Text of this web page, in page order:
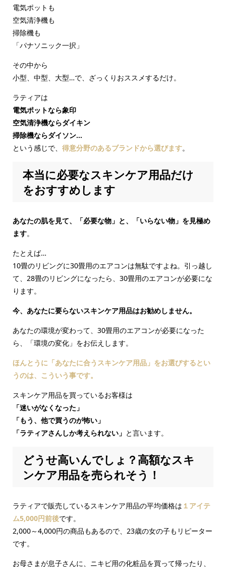
電気ポットも
空気清浄機も
掃除機も
「パナソニック一択」
その中から
小型、中型、大型…で、ざっくりおススメするだけ。
ラティアは
電気ポットなら象印
空気清浄機ならダイキン
掃除機ならダイソン…
という感じで、 得意分野のあるブランドから選びます。
本当に必要なスキンケア用品だけ
をおすすめします
あなたの肌を見て、「必要な物」と、「いらない物」を見極め
ます。
たとえば…
10畳のリビングに30畳用のエアコンは無駄ですよね。引っ越し
て、28畳のリビングになったら、30畳用のエアコンが必要にな
ります。
今、あなたに要らないスキンケア用品はお勧めしません。
あなたの環境が変わって、30畳用のエアコンが必要になった
ら、「環境の変化」をお伝えします。
ほんとうに「あなたに合うスキンケア用品」をお選びするとい
うのは、こういう事です。
スキンケア用品を買っているお客様は
「迷いがなくなった」
「もう、他で買うのが怖い」
「ラティアさんしか考えられない」 と言います。
どうせ高いんでしょ？高額なスキ
ンケア用品を売られそう！
ラティアで販売しているスキンケア用品の平均価格は １アイテ
ム5,000円前後です。
2,000～4,000円の商品もあるので、23歳の女の子もリピーター
です。
お母さまが息子さんに、ニキビ用の化粧品を買って帰ったり、